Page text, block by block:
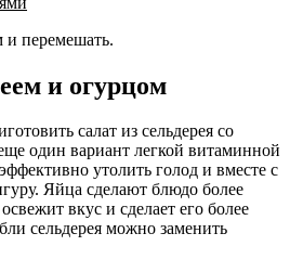
и перемешать.
и огурцом
салат из сельдерея со
один вариант легкой витаминной
утолить голод и вместе с
Яйца сделают блюдо более
вкус и сделает его более
сельдерея можно заменить